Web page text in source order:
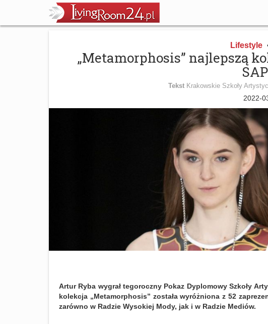
Lifestyle
„Metamorphosis” najlepszą
Tekst Krakowskie Szkoły
2022-
Artur Ryba wygrał tegoroczny Pokaz Dyplomowy Szkoły
kolekcja „Metamorphosis” została wyróżniona z 52
zarówno w Radzie Wysokiej Mody, jak i w Radzie Mediów.